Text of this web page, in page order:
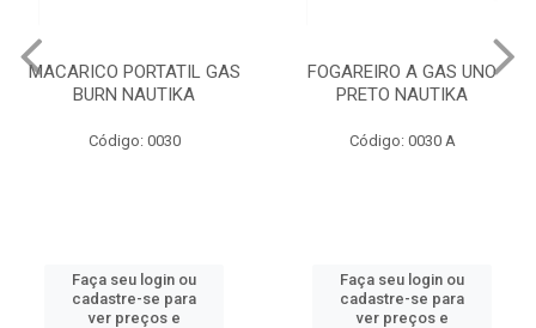
FOGAREIRO A GAS UNO
PRETO NAUTIKA
Código: 0030 A
Faça seu login ou
cadastre-se para
ver preços e
CANALETA 20X10X2M
C/DIVISORIA C/DUPLA FACE
Código: 4990
Faça seu login ou
cadastre-se para
ver preços e